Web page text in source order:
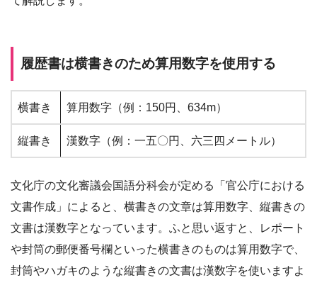
履歴書は横書きのため算用数字を使用する
横書き 算用数字（例：150円、634m）
縦書き 漢数字（例：一五〇円、六三四メートル）
文化庁の文化審議会国語分科会が定める「官公庁における
文書作成」によると、横書きの文章は算用数字、縦書きの
文書は漢数字となっています。ふと思い返すと、レポート
や封筒の郵便番号欄といった横書きのものは算用数字で、
封筒やハガキのような縦書きの文書は漢数字を使いますよ